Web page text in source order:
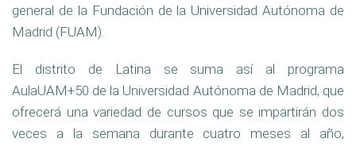
general de la Fundación de la Universidad Autónoma de
Madrid (FUAM).
El distrito de Latina se suma así al programa
AulaUAM+50 de la Universidad Autónoma de Madrid, que
ofrecerá una variedad de cursos que se impartirán dos
veces a la semana durante cuatro meses al año,